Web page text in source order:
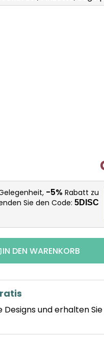
-5% Rabatt zu
Sie den Code: 5DISC
IN DEN WARENKORB
Designs und erhalten